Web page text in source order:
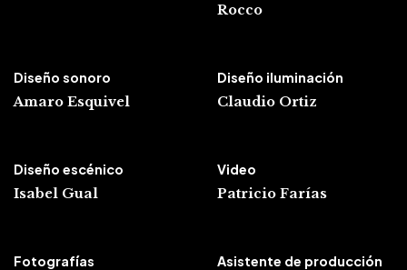
Rocco
Diseño sonoro
Amaro Esquivel
Diseño iluminación
Claudio Ortiz
Diseño escénico
Isabel Gual
Video
Patricio Farías
Fotografías
Asistente de producción